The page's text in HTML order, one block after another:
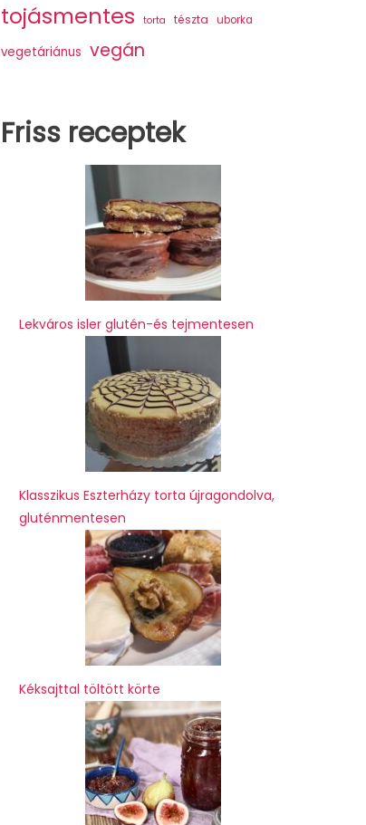
tojásmentes torta tészta uborka
vegetáriánus vegán
Friss receptek
Lekváros isler glutén-és tejmentesen
Klasszikus Eszterházy torta újragondolva,
gluténmentesen
Kéksajttal töltött körte